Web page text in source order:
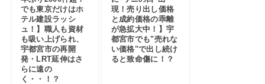
でも東京だけはホ
テル建設ラッシ
ュ！】職人も資材
も吸い上げられ、
宇都宮市の再開
発・LRT延伸はさ
らに遠の
く・・！？
現！売り出し価格
と成約価格の乖離
が急拡大中！】宇
都宮市でも"売れな
い価格"で出し続け
ると致命傷に！？